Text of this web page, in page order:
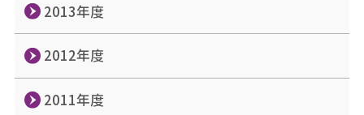
2013年度
2012年度
2011年度